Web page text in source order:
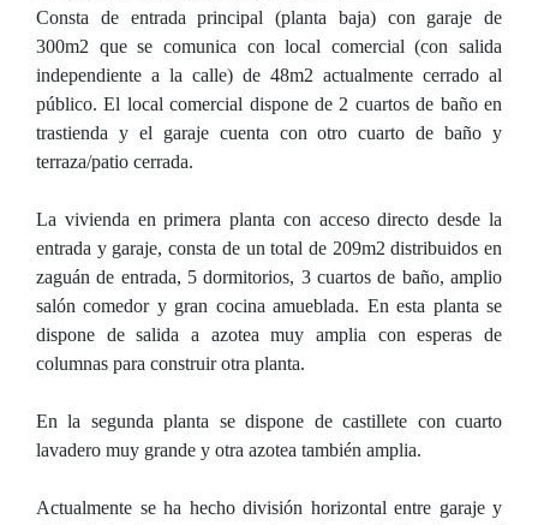
Consta de entrada principal (planta baja) con garaje de
300m2 que se comunica con local comercial (con salida
independiente a la calle) de 48m2 actualmente cerrado al
público. El local comercial dispone de 2 cuartos de baño en
trastienda y el garaje cuenta con otro cuarto de baño y
terraza/patio cerrada.
La vivienda en primera planta con acceso directo desde la
entrada y garaje, consta de un total de 209m2 distribuidos en
zaguán de entrada, 5 dormitorios, 3 cuartos de baño, amplio
salón comedor y gran cocina amueblada. En esta planta se
dispone de salida a azotea muy amplia con esperas de
columnas para construir otra planta.
En la segunda planta se dispone de castillete con cuarto
lavadero muy grande y otra azotea también amplia.
Actualmente se ha hecho división horizontal entre garaje y